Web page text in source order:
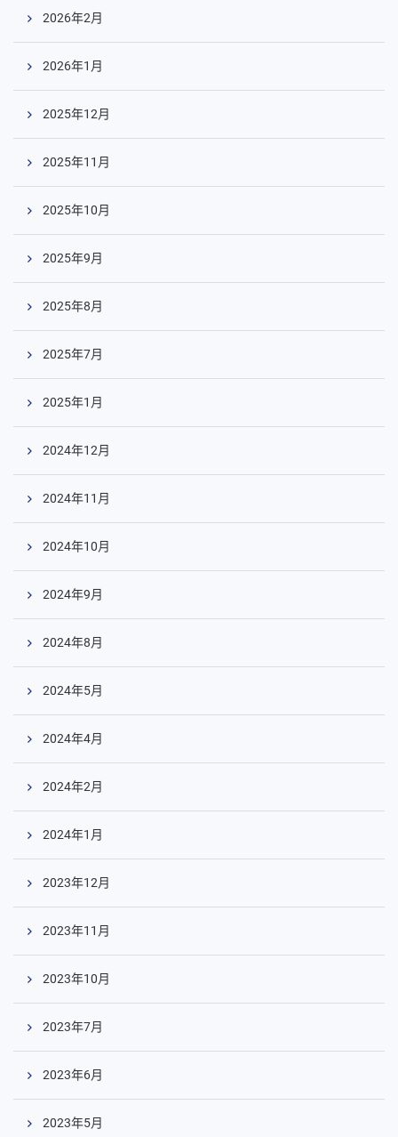
2026年2月
2026年1月
2025年12月
2025年11月
2025年10月
2025年9月
2025年8月
2025年7月
2025年1月
2024年12月
2024年11月
2024年10月
2024年9月
2024年8月
2024年5月
2024年4月
2024年2月
2024年1月
2023年12月
2023年11月
2023年10月
2023年7月
2023年6月
2023年5月